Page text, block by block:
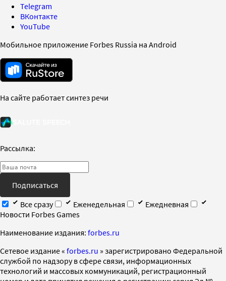
Telegram
ВКонтакте
YouTube
Мобильное приложение Forbes Russia на Android
На сайте работает синтез речи
Рассылка:
Подписаться
Все сразу
Еженедельная
Ежедневная
Новости Forbes Games
Наименование издания: forbes.ru
Cетевое издание « forbes.ru » зарегистрировано Федеральной
службой по надзору в сфере связи, информационных
технологий и массовых коммуникаций, регистрационный